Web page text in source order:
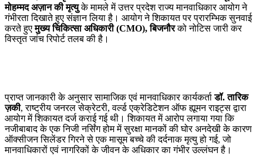
मोहम्मद अज़ान की मृत्युके मामले में उत्तर प्रदेश राज्य मानवाधिकार आयोग ने
गंभीरता दिखाते हुए संज्ञान लिया है। आयोग ने शिकायत पर प्रारम्भिक सुनवाई
करते हुएमुख्य चिकित्सा अधिकारी (CMO), बिजनौरको नोटिस जारी कर
विस्तृत जांच रिपोर्ट तलब की है।
प्राप्त जानकारी के अनुसार सामाजिक एवं मानवाधिकार कार्यकर्ताडॉ. तारिक
ज़की, राष्ट्रीय जनरल सेक्रेटरी, वर्ल्ड एक्रेडिटेशन ऑफ ह्यूमन राइट्स द्वारा
आयोग में शिकायत दर्ज कराई गई थी। शिकायत में आरोप लगाया गया कि
नजीबाबाद के एक निजी नर्सिंग होम में सुरक्षा मानकों की घोर अनदेखी के कारण
ऑक्सीजन सिलेंडर गिरने से एक मासूम बच्चे की दर्दनाक मृत्यु हो गई, जो
मानवाधिकारों एवं नागरिकों के जीवन के अधिकार का गंभीर उल्लंघन है।